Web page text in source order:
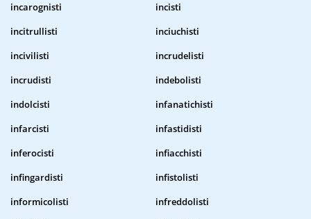
incarognisti
incisti
incitrullisti
inciuchisti
incivilisti
incrudelisti
incrudisti
indebolisti
indolcisti
infanatichisti
infarcisti
infastidisti
inferocisti
infiacchisti
infingardisti
infistolisti
informicolisti
infreddolisti